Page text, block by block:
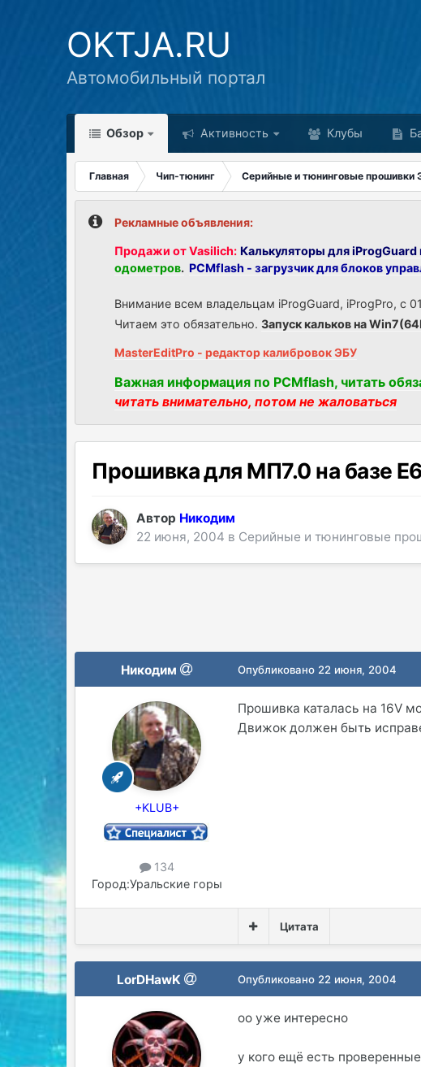
OKTJA.RU
Автомобильный портал
Обзор Активность Клубы
Главная Чип-тюнинг Серийные и тюнинговые прошивки
Рекламные объявления:
Продажи от Vasilich: Калькуляторы для iProgGuard
одометров. PCMflash - загрузчик для блоков
Внимание всем владельцам iProgGuard, iProgPro, с
Читаем это обязательно.Запуск кальков на
MasterEditPro - редактор калибровок ЭБУ
Важная информация по PCMflash, читать
читать внимательно, потом не жаловаться
Прошивка для МП7.0 на базе
Автор Никодим
22 июня, 2004 в Серийные и тюнинговые
Никодим
+KLUB+
134
Город:Уральские горы
Опубликовано 22 июня, 2004
Прошивка каталась на 16V
Движок должен быть
Цитата
LorDHawK Опубликовано 22 июня, 2004
оо уже интересно
у кого ещё есть